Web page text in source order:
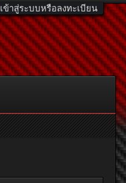
เข้าสู่ระบบหรือลงทะเบียน